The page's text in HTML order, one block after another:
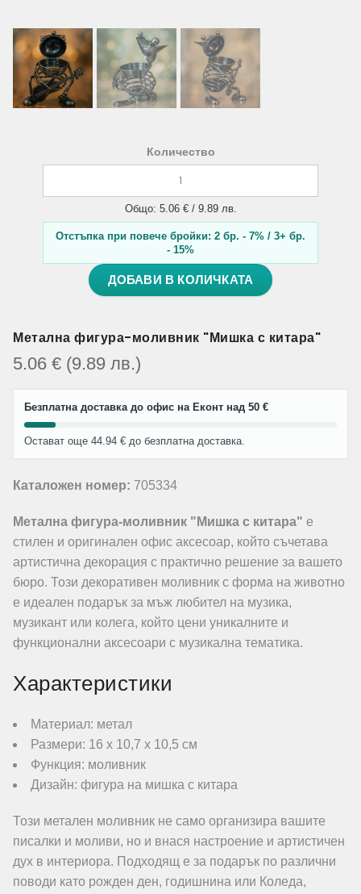
Количество
Общо: 5.06 € / 9.89 лв.
Отстъпка при повече бройки: 2 бр. - 7% / 3+ бр.
- 15%
ДОБАВИ В КОЛИЧКАТА
Метална фигура-моливник "Мишка с китара"
5.06 € (9.89 лв.)
Безплатна доставка до офис на Еконт над 50 €
Остават още 44.94 € до безплатна доставка.
Каталожен номер: 705334
Метална фигура-моливник "Мишка с китара" е
стилен и оригинален офис аксесоар, който съчетава
артистична декорация с практично решение за вашето
бюро. Този декоративен моливник с форма на животно
е идеален подарък за мъж любител на музика,
музикант или колега, който цени уникалните и
функционални аксесоари с музикална тематика.
Характеристики
Материал: метал
Размери: 16 х 10,7 х 10,5 см
Функция: моливник
Дизайн: фигура на мишка с китара
Този метален моливник не само организира вашите
писалки и моливи, но и внася настроение и артистичен
дух в интериора. Подходящ е за подарък по различни
поводи като рожден ден, годишнина или Коледа,